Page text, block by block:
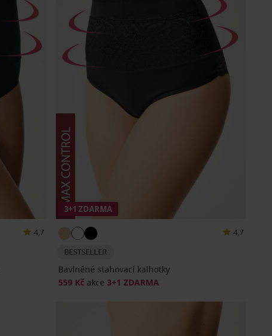
4,7
3+1 ZDARMA
4,7
BESTSELLER
Bavlněné stahovací kalhotky
559 Kč akce 3+1 ZDARMA